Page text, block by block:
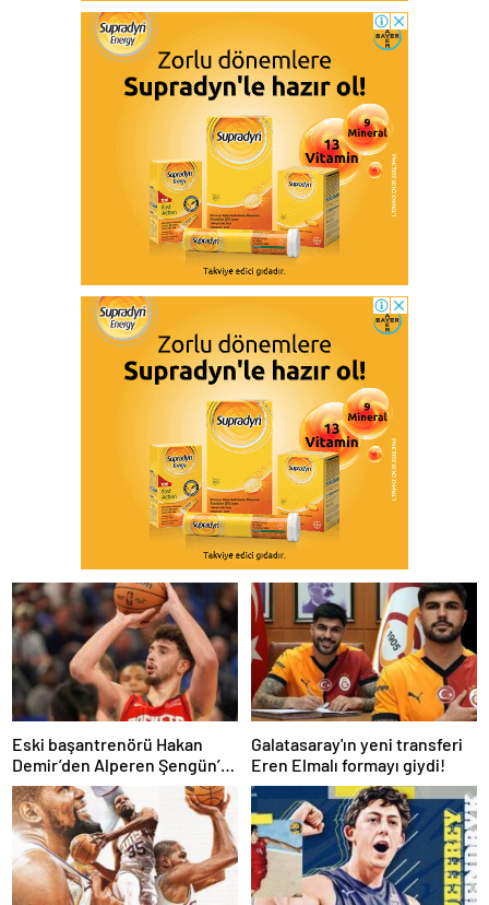
Eski başantrenörü Hakan
Demir’den Alperen Şengün’e
övgü
Galatasaray'ın yeni transferi
Eren Elmalı formayı giydi!